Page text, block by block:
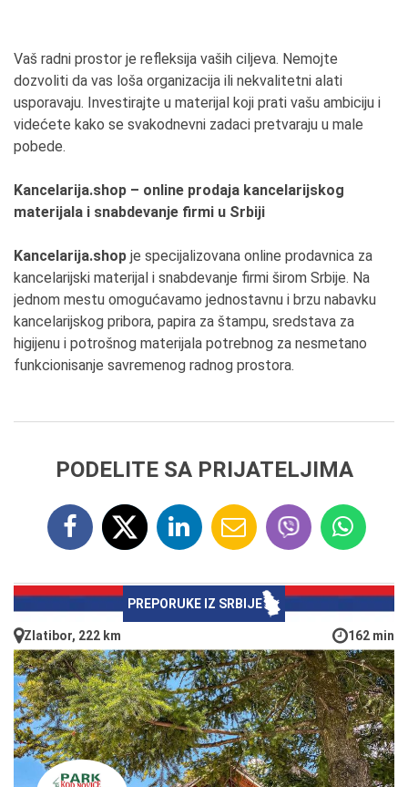
Vaš radni prostor je refleksija vaših ciljeva. Nemojte
dozvoliti da vas loša organizacija ili nekvalitetni alati
usporavaju. Investirajte u materijal koji prati vašu ambiciju i
videćete kako se svakodnevni zadaci pretvaraju u male
pobede.
Kancelarija.shop – online prodaja kancelarijskog
materijala i snabdevanje firmi u Srbiji
Kancelarija.shop je specijalizovana online prodavnica za
kancelarijski materijal i snabdevanje firmi širom Srbije. Na
jednom mestu omogućavamo jednostavnu i brzu nabavku
kancelarijskog pribora, papira za štampu, sredstava za
higijenu i potrošnog materijala potrebnog za nesmetano
funkcionisanje savremenog radnog prostora.
PODELITE SA PRIJATELJIMA
PREPORUKE IZ SRBIJE
Zlatibor, 222 km 162 min